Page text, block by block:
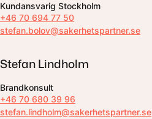
Kundansvarig Stockholm
+46 70 694 77 50
stefan.bolov@sakerhetspartner.se
Stefan Lindholm
Brandkonsult
+46 70 680 39 96
stefan.lindholm@sakerhetspartner.se